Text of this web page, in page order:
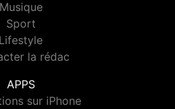
Musique
Sport
Lifestyle
la rédac
APPS
sur iPhone